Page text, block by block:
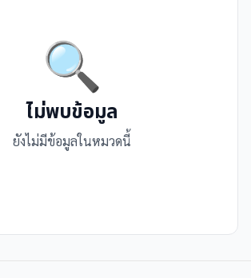
🔍
ไม่พบข้อมูล
ยังไม่มีข้อมูลในหมวดนี้